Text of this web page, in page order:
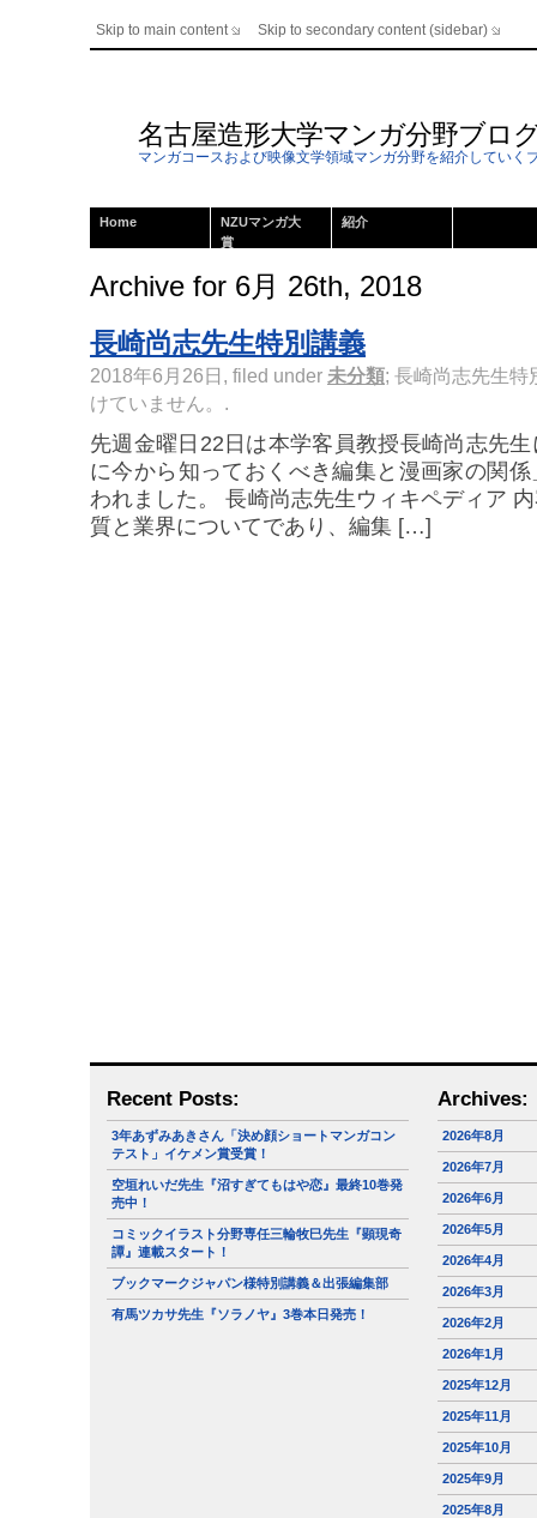
Skip to main content Skip to secondary content (sidebar)
名古屋造形大学マンガ分野ブロ
マンガコースおよび映像文学領域マンガ分野を紹介していく
Home
NZUマンガ大
賞
紹介
Archive for 6月 26th, 2018
長崎尚志先生特別講義
2018年6月26日, filed under 未分類; 長崎尚志先生特
けていません。 .
先週金曜日22日は本学客員教授長崎尚志先
に今から知っておくべき編集と漫画家の関
われました。 長崎尚志先生ウィキペディア
質と業界についてであり、編集 […]
Recent Posts:
3年あずみあきさん「決め顔ショートマンガコン
テスト」イケメン賞受賞！
空垣れいだ先生『沼すぎてもはや恋』最終10巻発
売中！
コミックイラスト分野専任三輪牧巳先生『顕現奇
譚』連載スタート！
ブックマークジャパン様特別講義＆出張編集部
有馬ツカサ先生『ソラノヤ』3巻本日発売！
Archives:
2026年8月
2026年7月
2026年6月
2026年5月
2026年4月
2026年3月
2026年2月
2026年1月
2025年12月
2025年11月
2025年10月
2025年9月
2025年8月